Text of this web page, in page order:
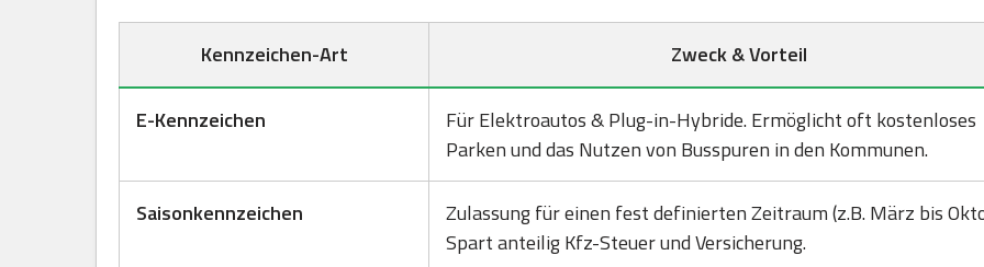
Kennzeichen-Art Zweck & Vorteil
E-Kennzeichen
Für Elektroautos & Plug-in-Hybride. Ermöglicht oft kostenloses
Parken und das Nutzen von Busspuren in den Kommunen.
Saisonkennzeichen
Zulassung für einen fest definierten Zeitraum (z.B. März bis
Spart anteilig Kfz-Steuer und Versicherung.